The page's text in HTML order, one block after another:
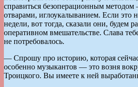
справиться безоперационным
отварами, иглоукалыванием. Если это
недели, вот тогда, сказали они, будем
оперативном вмешательстве. Слава
не потребовалось.
— Спрошу про историю, которая
особенно музыкантов — это возня
Троицкого. Вы имеете к ней